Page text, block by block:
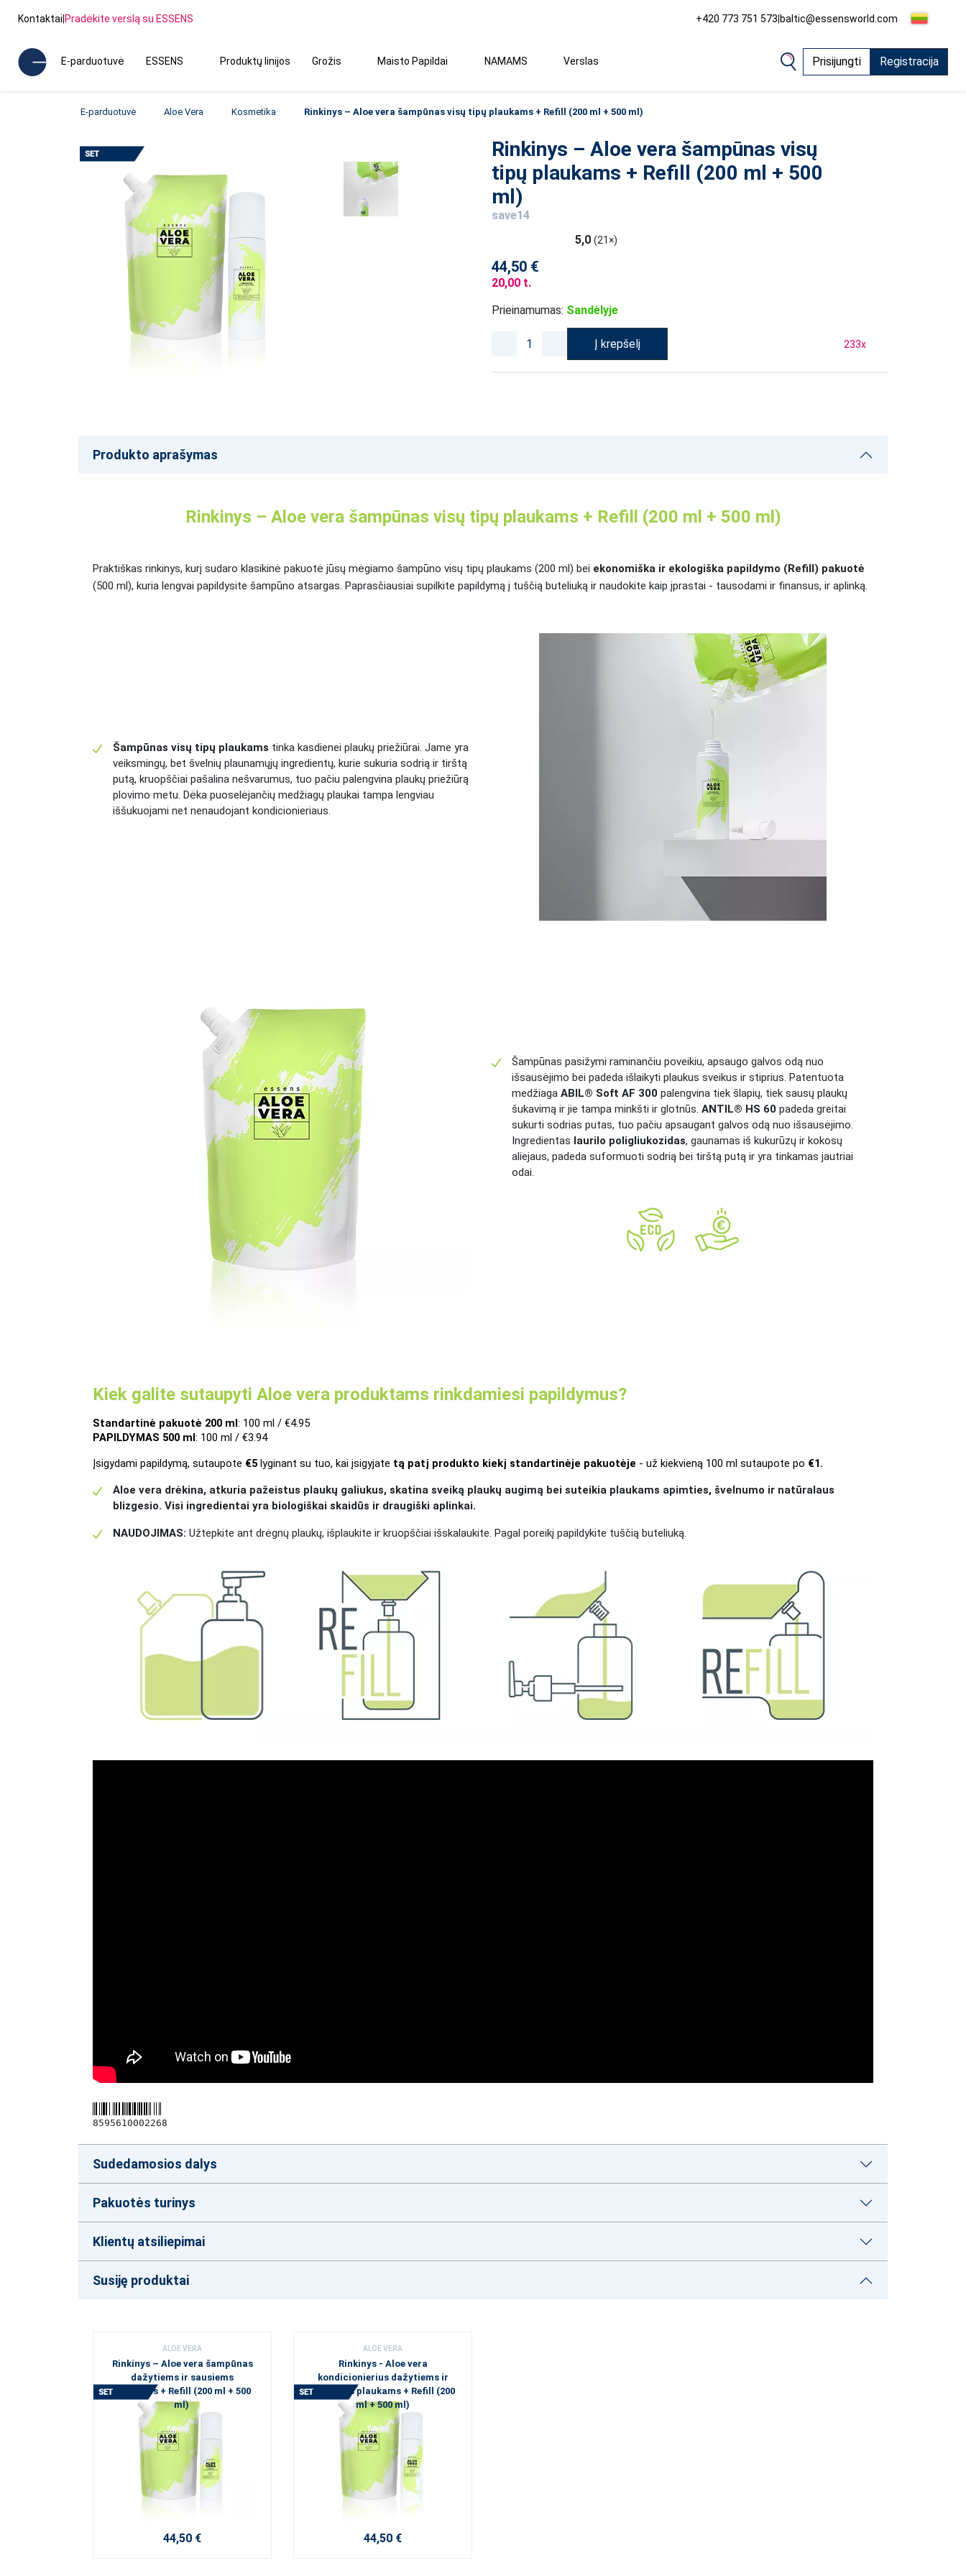
Kontaktai|Pradėkite verslą su ESSENS +420 773 751 573|baltic@essensworld.com
E-parduotuvė ESSENS Produktų linijos Grožis Maisto Papildai NAMAMS Verslas Prisijungti Registracija
E-parduotuvė Aloe Vera Kosmetika Rinkinys – Aloe vera šampūnas visų tipų plaukams + Refill (200 ml + 500 ml)
Rinkinys – Aloe vera šampūnas visų
tipų plaukams + Refill (200 ml + 500
ml)
save14
5,0 (21×)
44,50 €
20,00 t.
Prieinamumas: Sandėlyje
Į krepšelį 233x
Produkto aprašymas
Rinkinys – Aloe vera šampūnas visų tipų plaukams + Refill (200 ml + 500 ml)
Praktiškas rinkinys, kurį sudaro klasikinė pakuotė jūsų mėgiamo šampūno visų tipų plaukams (200 ml) bei ekonomiška ir ekologiška papildymo (Refill) pakuotė
(500 ml), kuria lengvai papildysite šampūno atsargas. Paprasčiausiai supilkite papildymą į tuščią buteliuką ir naudokite kaip įprastai - tausodami ir finansus, ir aplinką.
Šampūnas visų tipų plaukams tinka kasdienei plaukų priežiūrai. Jame yra
veiksmingų, bet švelnių plaunamųjų ingredientų, kurie sukuria sodrią ir tirštą
putą, kruopščiai pašalina nešvarumus, tuo pačiu palengvina plaukų priežiūrą
plovimo metu. Dėka puoselėjančių medžiagų plaukai tampa lengviau
iššukuojami net nenaudojant kondicionieriaus.
Šampūnas pasižymi raminančiu poveikiu, apsaugo galvos odą nuo
išsausėjimo bei padeda išlaikyti plaukus sveikus ir stiprius. Patentuota
medžiaga ABIL® Soft AF 300 palengvina tiek šlapių, tiek sausų plaukų
šukavimą ir jie tampa minkšti ir glotnūs. ANTIL® HS 60 padeda greitai
sukurti sodrias putas, tuo pačiu apsaugant galvos odą nuo išsausėjimo.
Ingredientas laurilo poligliukozidas, gaunamas iš kukurūzų ir kokosų
aliejaus, padeda suformuoti sodrią bei tirštą putą ir yra tinkamas jautriai
odai.
Kiek galite sutaupyti Aloe vera produktams rinkdamiesi papildymus?
Standartinė pakuotė 200 ml : 100 ml / €4.95
PAPILDYMAS 500 ml : 100 ml / €3.94
Įsigydami papildymą, sutaupote €5 lyginant su tuo, kai įsigyjate tą patį produkto kiekį standartinėje pakuotėje - už kiekvieną 100 ml sutaupote po €1.
Aloe vera drėkina, atkuria pažeistus plaukų galiukus, skatina sveiką plaukų augimą bei suteikia plaukams apimties, švelnumo ir natūralaus
blizgesio. Visi ingredientai yra biologiškai skaidūs ir draugiški aplinkai.
NAUDOJIMAS: Užtepkite ant drėgnų plaukų, išplaukite ir kruopščiai išskalaukite. Pagal poreikį papildykite tuščią buteliuką.
8595610002268
Sudedamosios dalys
Pakuotės turinys
Klientų atsiliepimai
Susiję produktai
ALOE VERA
Rinkinys – Aloe vera šampūnas
dažytiems ir sausiems
plaukams + Refill (200 ml + 500
ml)
44,50 €
ALOE VERA
Rinkinys - Aloe vera
kondicionierius dažytiems ir
sausiems plaukams + Refill (200
ml + 500 ml)
44,50 €